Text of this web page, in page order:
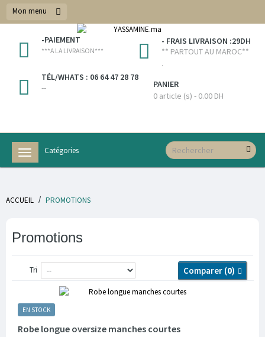
Mon menu
-PAIEMENT
***A LA LIVRAISON***
- FRAIS LIVRAISON :29DH
** PARTOUT AU MAROC**
.
TÉL/WHATS : 06 64 47 28 78
--
PANIER
0 article (s) - 0.00 DH
Navigation
bascule
Catégories
ACCUEIL / PROMOTIONS
Promotions
Tri Comparer (0)
EN STOCK
Robe longue oversize manches courtes